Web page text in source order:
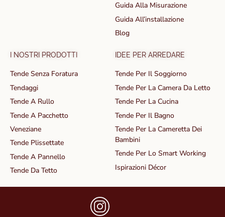
Guida Alla Misurazione
Guida All’installazione
Blog
I NOSTRI PRODOTTI
Tende Senza Foratura
Tendaggi
Tende A Rullo
Tende A Pacchetto
Veneziane
Tende Plissettate
Tende A Pannello
Tende Da Tetto
IDEE PER ARREDARE
Tende Per Il Soggiorno
Tende Per La Camera Da Letto
Tende Per La Cucina
Tende Per Il Bagno
Tende Per La Cameretta Dei
Bambini
Tende Per Lo Smart Working
Ispirazioni Décor